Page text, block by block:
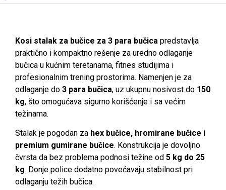
Kosi stalak za bučice za 3 para bučica predstavlja
praktično i kompaktno rešenje za uredno odlaganje
bučica u kućnim teretanama, fitnes studijima i
profesionalnim trening prostorima. Namenjen je za
odlaganje do 3 para bučica, uz ukupnu nosivost do 150
kg, što omogućava sigurno korišćenje i sa većim
težinama.
Stalak je pogodan za hex bučice, hromirane bučice i
premium gumirane bučice. Konstrukcija je dovoljno
čvrsta da bez problema podnosi težine od 5 kg do 25
kg. Donje police dodatno povećavaju stabilnost pri
odlaganju težih bučica.